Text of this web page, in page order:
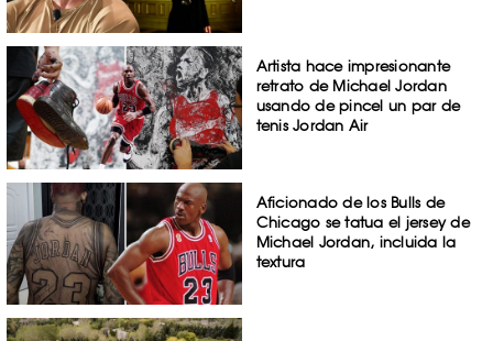
Artista hace impresionante
retrato de Michael Jordan
usando de pincel un par de
tenis Jordan Air
Aficionado de los Bulls de
Chicago se tatua el jersey de
Michael Jordan, incluida la
textura